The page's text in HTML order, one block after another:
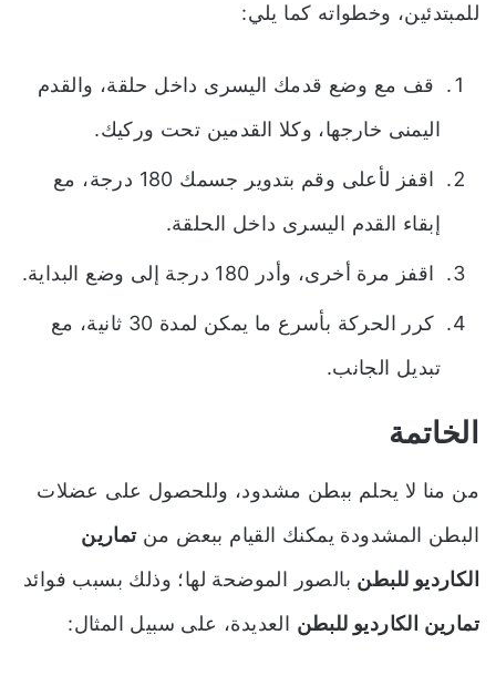
للمبتدئين، وخطواته كما يلي:
قف مع وضع قدمك اليسرى داخل حلقة، والقدم
اليمنى خارجها، وكلا القدمين تحت وركيك.
اقفز لأعلى وقم بتدوير جسمك 180 درجة، مع
إبقاء القدم اليسرى داخل الحلقة.
اقفز مرة أخرى، وأدر 180 درجة إلى وضع البداية.
كرر الحركة بأسرع ما يمكن لمدة 30 ثانية، مع
تبديل الجانب.
الخاتمة
من منا لا يحلم ببطن مشدود، وللحصول على عضلات
البطن المشدودة يمكنك القيام ببعض منتمارين
الكارديو للبطن بالصور الموضحة لها؛ وذلك بسبب فوائد
تمارين الكارديو للبطن العديدة، على سبيل المثال: